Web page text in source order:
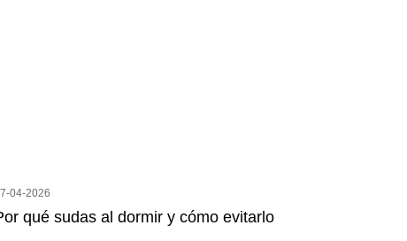
04-2026
qué sudas al dormir y cómo evitarlo